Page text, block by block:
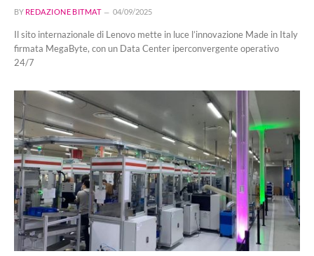
BY REDAZIONE BITMAT 04/09/2025
Il sito internazionale di Lenovo mette in luce l’innovazione Made in Italy
firmata MegaByte, con un Data Center iperconvergente operativo
24/7